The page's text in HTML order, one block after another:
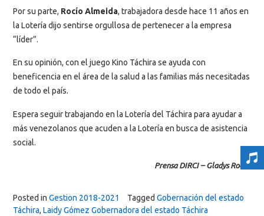
Por su parte, Rocío Almeida, trabajadora desde hace 11 años en
la Lotería dijo sentirse orgullosa de pertenecer a la empresa
“líder”.
En su opinión, con el juego Kino Táchira se ayuda con
beneficencia en el área de la salud a las familias más necesitadas
de todo el país.
Espera seguir trabajando en la Lotería del Táchira para ayudar a
más venezolanos que acuden a la Lotería en busca de asistencia
social.
Prensa DIRCI – Gladys Roche
Posted in Gestion 2018-2021 Tagged Gobernación del estado
Táchira, Laidy Gómez Gobernadora del estado Táchira